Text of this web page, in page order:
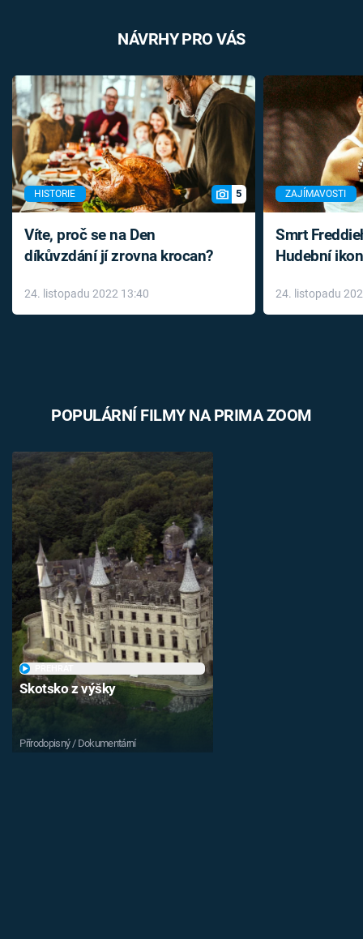
NÁVRHY PRO VÁS
HISTORIE 5
Víte, proč se na Den
díkůvzdání jí zrovna krocan?
24. listopadu 2022 13:40
ZAJÍMAVOSTI
Smrt
Hudební
léky
24. listopadu
POPULÁRNÍ FILMY NA PRIMA ZOOM
Skotsko z výšky
Přírodopisný / Dokumentární